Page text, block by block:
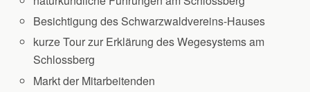
Besichtigung des Schwarzwaldvereins-Hauses
kurze Tour zur Erklärung des Wegesystems am
Schlossberg
Markt der Mitarbeitenden